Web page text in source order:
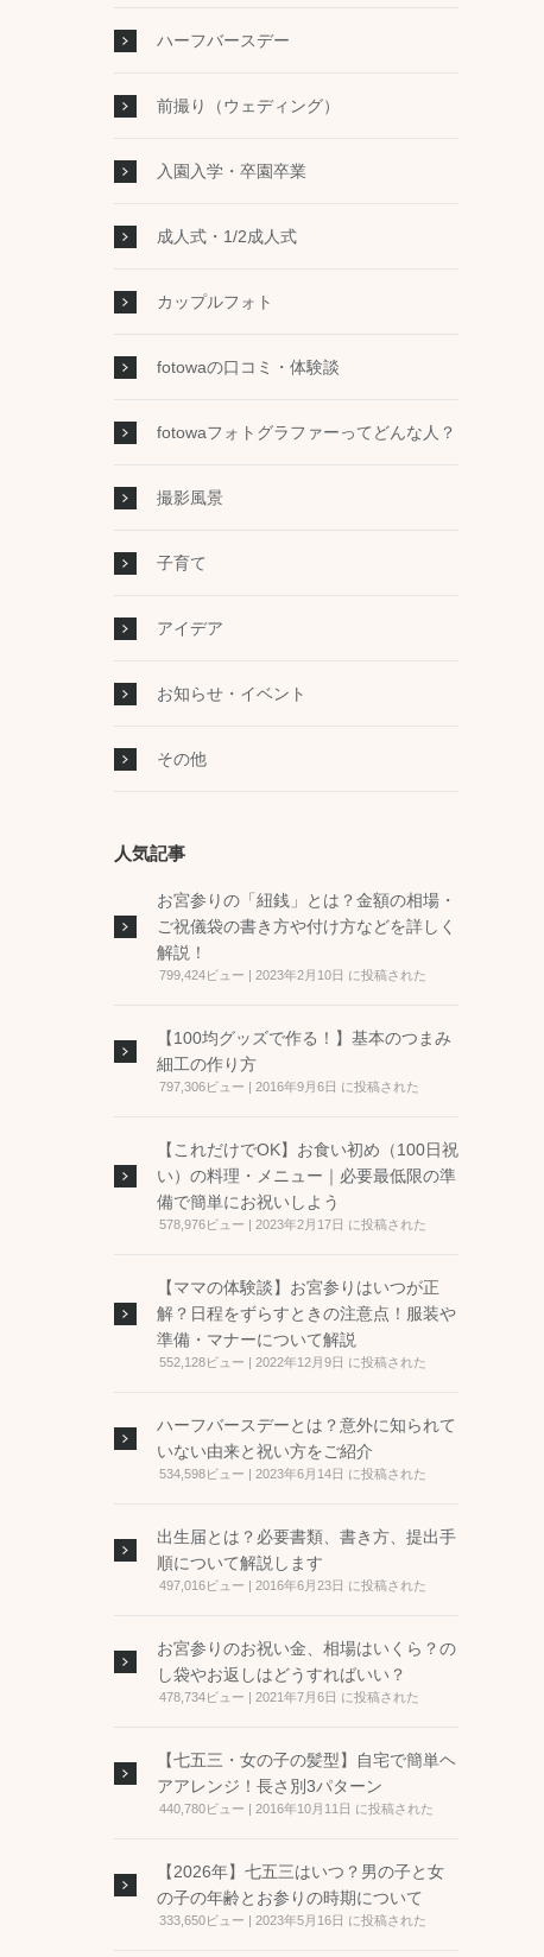
ハーフバースデー
前撮り（ウェディング）
入園入学・卒園卒業
成人式・1/2成人式
カップルフォト
fotowaの口コミ・体験談
fotowaフォトグラファーってどんな人？
撮影風景
子育て
アイデア
お知らせ・イベント
その他
人気記事
お宮参りの「紐銭」とは？金額の相場・
ご祝儀袋の書き方や付け方などを詳しく
解説！
799,424ビュー | 2023年2月10日 に投稿された
【100均グッズで作る！】基本のつまみ
細工の作り方
797,306ビュー | 2016年9月6日 に投稿された
【これだけでOK】お食い初め（100日祝
い）の料理・メニュー｜必要最低限の準
備で簡単にお祝いしよう
578,976ビュー | 2023年2月17日 に投稿された
【ママの体験談】お宮参りはいつが正
解？日程をずらすときの注意点！服装や
準備・マナーについて解説
552,128ビュー | 2022年12月9日 に投稿された
ハーフバースデーとは？意外に知られて
いない由来と祝い方をご紹介
534,598ビュー | 2023年6月14日 に投稿された
出生届とは？必要書類、書き方、提出手
順について解説します
497,016ビュー | 2016年6月23日 に投稿された
お宮参りのお祝い金、相場はいくら？の
し袋やお返しはどうすればいい？
478,734ビュー | 2021年7月6日 に投稿された
【七五三・女の子の髪型】自宅で簡単ヘ
アアレンジ！長さ別3パターン
440,780ビュー | 2016年10月11日 に投稿された
【2026年】七五三はいつ？男の子と女
の子の年齢とお参りの時期について
333,650ビュー | 2023年5月16日 に投稿された